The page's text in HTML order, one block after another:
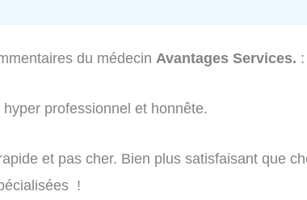
du médecin Avantages Services. :
professionnel et honnête.
et pas cher. Bien plus satisfaisant que
!